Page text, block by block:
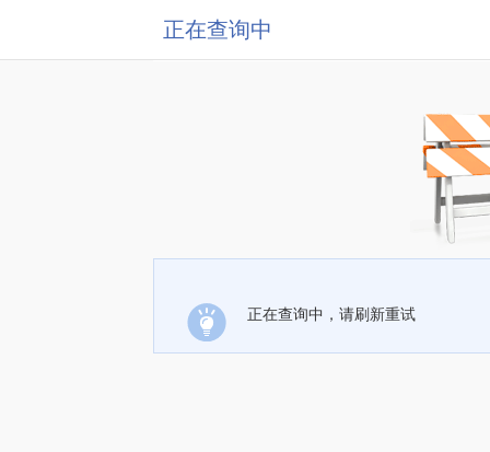
正在查询中
正在查询中，请刷新重试